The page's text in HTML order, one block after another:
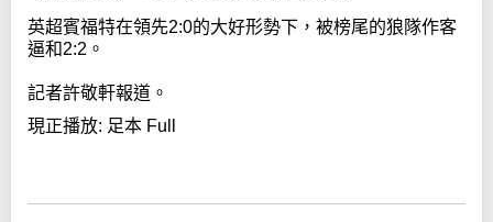
英超賓福特在領先2:0的大好形勢下，被榜尾的狼隊作客
逼和2:2。
記者許敬軒報道。
現正播放: 足本 Full